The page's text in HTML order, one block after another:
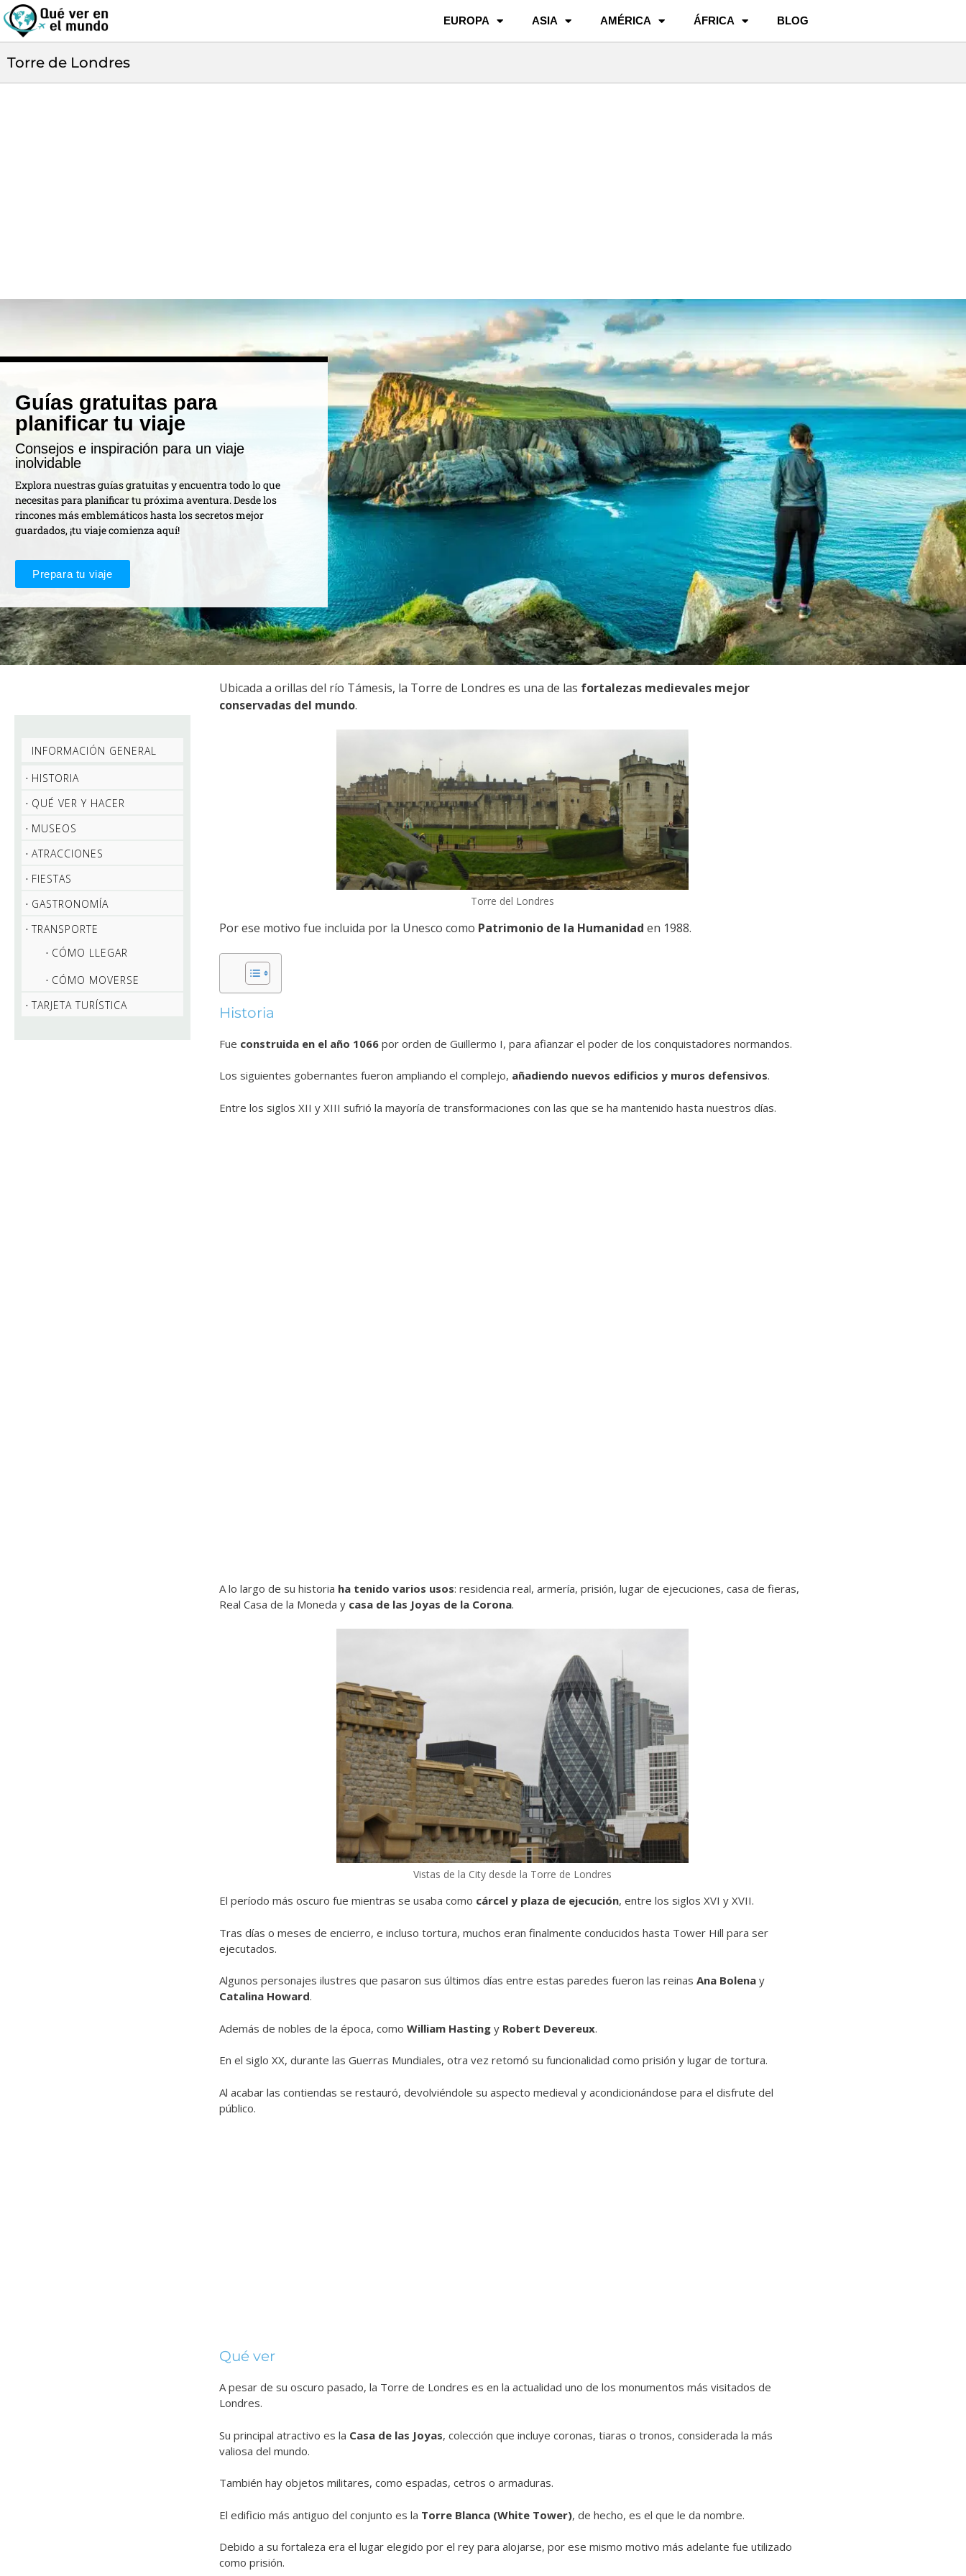
EUROPA ASIA AMÉRICA ÁFRICA BLOG
Torre de Londres
Guías gratuitas para
planificar tu viaje
Consejos e inspiración para un viaje
inolvidable
Explora nuestras guías gratuitas y encuentra todo lo que
necesitas para planificar tu próxima aventura. Desde los
rincones más emblemáticos hasta los secretos mejor
guardados, ¡tu viaje comienza aquí!
Prepara tu viaje
INFORMACIÓN GENERAL
HISTORIA
QUÉ VER Y HACER
MUSEOS
ATRACCIONES
FIESTAS
GASTRONOMÍA
TRANSPORTE
CÓMO LLEGAR
CÓMO MOVERSE
TARJETA TURÍSTICA
Ubicada a orillas del río Támesis, la Torre de Londres es una de las fortalezas medievales mejor
conservadas del mundo.
Torre del Londres
Por ese motivo fue incluida por la Unesco como Patrimonio de la Humanidad en 1988.
Historia
Fue construida en el año 1066 por orden de Guillermo I, para afianzar el poder de los conquistadores normandos.
Los siguientes gobernantes fueron ampliando el complejo, añadiendo nuevos edificios y muros defensivos.
Entre los siglos XII y XIII sufrió la mayoría de transformaciones con las que se ha mantenido hasta nuestros días.
A lo largo de su historia ha tenido varios usos: residencia real, armería, prisión, lugar de ejecuciones, casa de fieras,
Real Casa de la Moneda y casa de las Joyas de la Corona.
Vistas de la City desde la Torre de Londres
El período más oscuro fue mientras se usaba como cárcel y plaza de ejecución, entre los siglos XVI y XVII.
Tras días o meses de encierro, e incluso tortura, muchos eran finalmente conducidos hasta Tower Hill para ser
ejecutados.
Algunos personajes ilustres que pasaron sus últimos días entre estas paredes fueron las reinas Ana Bolena y
Catalina Howard.
Además de nobles de la época, como William Hasting y Robert Devereux.
En el siglo XX, durante las Guerras Mundiales, otra vez retomó su funcionalidad como prisión y lugar de tortura.
Al acabar las contiendas se restauró, devolviéndole su aspecto medieval y acondicionándose para el disfrute del
público.
Qué ver
A pesar de su oscuro pasado, la Torre de Londres es en la actualidad uno de los monumentos más visitados de
Londres.
Su principal atractivo es la Casa de las Joyas, colección que incluye coronas, tiaras o tronos, considerada la más
valiosa del mundo.
También hay objetos militares, como espadas, cetros o armaduras.
El edificio más antiguo del conjunto es la Torre Blanca (White Tower), de hecho, es el que le da nombre.
Debido a su fortaleza era el lugar elegido por el rey para alojarse, por ese mismo motivo más adelante fue utilizado
como prisión.